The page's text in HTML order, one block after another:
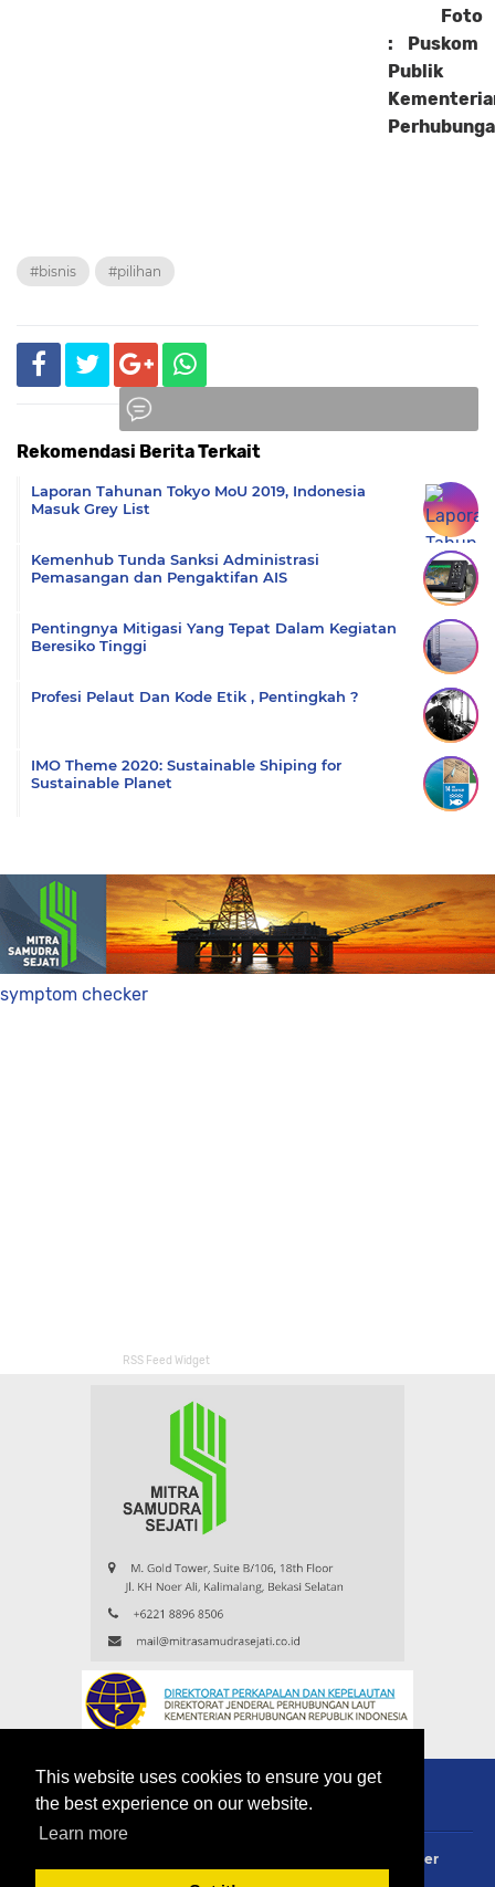
This website uses cookies to ensure you get
the best experience on our website.
Learn more
Foto
: Puskom
Publik
#bisnis #pilihan
Rekomendasi Berita Terkait
Laporan Tahunan Tokyo MoU 2019, Indonesia
Masuk Grey List
Kemenhub Tunda Sanksi Administrasi
Pemasangan dan Pengaktifan AIS
Pentingnya Mitigasi Yang Tepat Dalam Kegiatan
Beresiko Tinggi
Profesi Pelaut Dan Kode Etik , Pentingkah ?
IMO Theme 2020: Sustainable Shiping for
Sustainable Planet
symptom checker
RSS Feed Widget
Disclaimer